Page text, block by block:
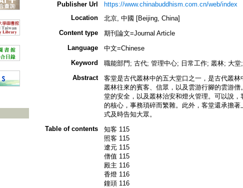
Publisher Url
https://www.chinabuddhism.com.cn/web/index
Location
北京, 中國 [Beijing, China]
Content type
期刊論文=Journal Article
Language
中文=Chinese
Keyword
職能部門; 古代; 管理中心; 日常工作; 叢林; 大堂
Abstract
客堂是古代叢林中的五大堂口之一，是古代叢
叢林往來的賓客、信眾，以及雲游行腳的雲游
堂的安全，以及叢林治安和燈火管理。可以說
的核心，事務瑣碎而繁雜。此外，客堂還承擔
式及時告知大眾。
Table of contents
知客 115
照客 115
遼元 115
僧值 115
殿主 116
香燈 116
鐘頭 116